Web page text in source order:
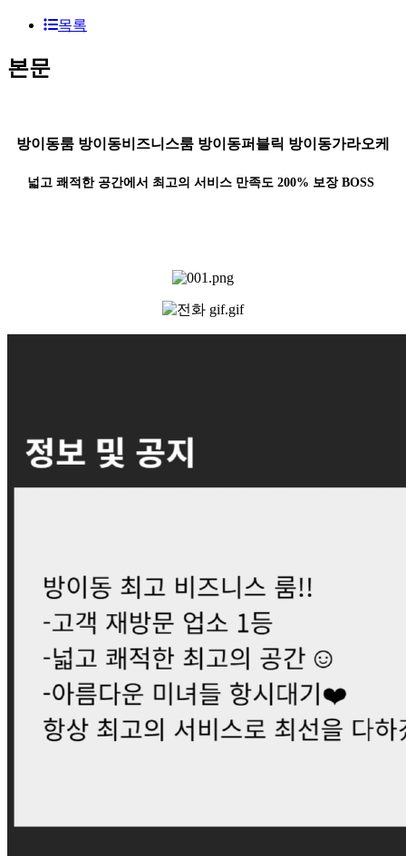
목록
본문
방이동룸 방이동비즈니스룸 방이동퍼블릭 방이동가라오케
넓고 쾌적한 공간에서 최고의 서비스 만족도 200% 보장 BOSS